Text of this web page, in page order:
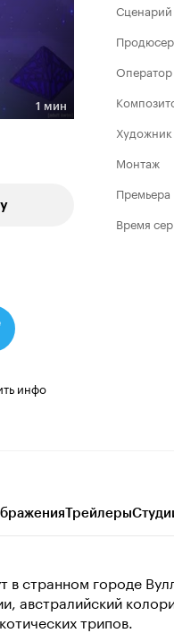
1 мин
инфо
Сценарий
Продюсер
Оператор
Художник
Монтаж
Время
Трейлеры
в странном городе
австралийский
трипов.